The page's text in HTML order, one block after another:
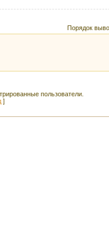
Порядок
пользователи.
]